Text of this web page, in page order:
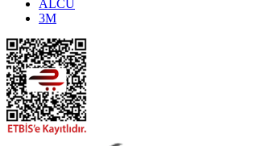
ALCU
3M